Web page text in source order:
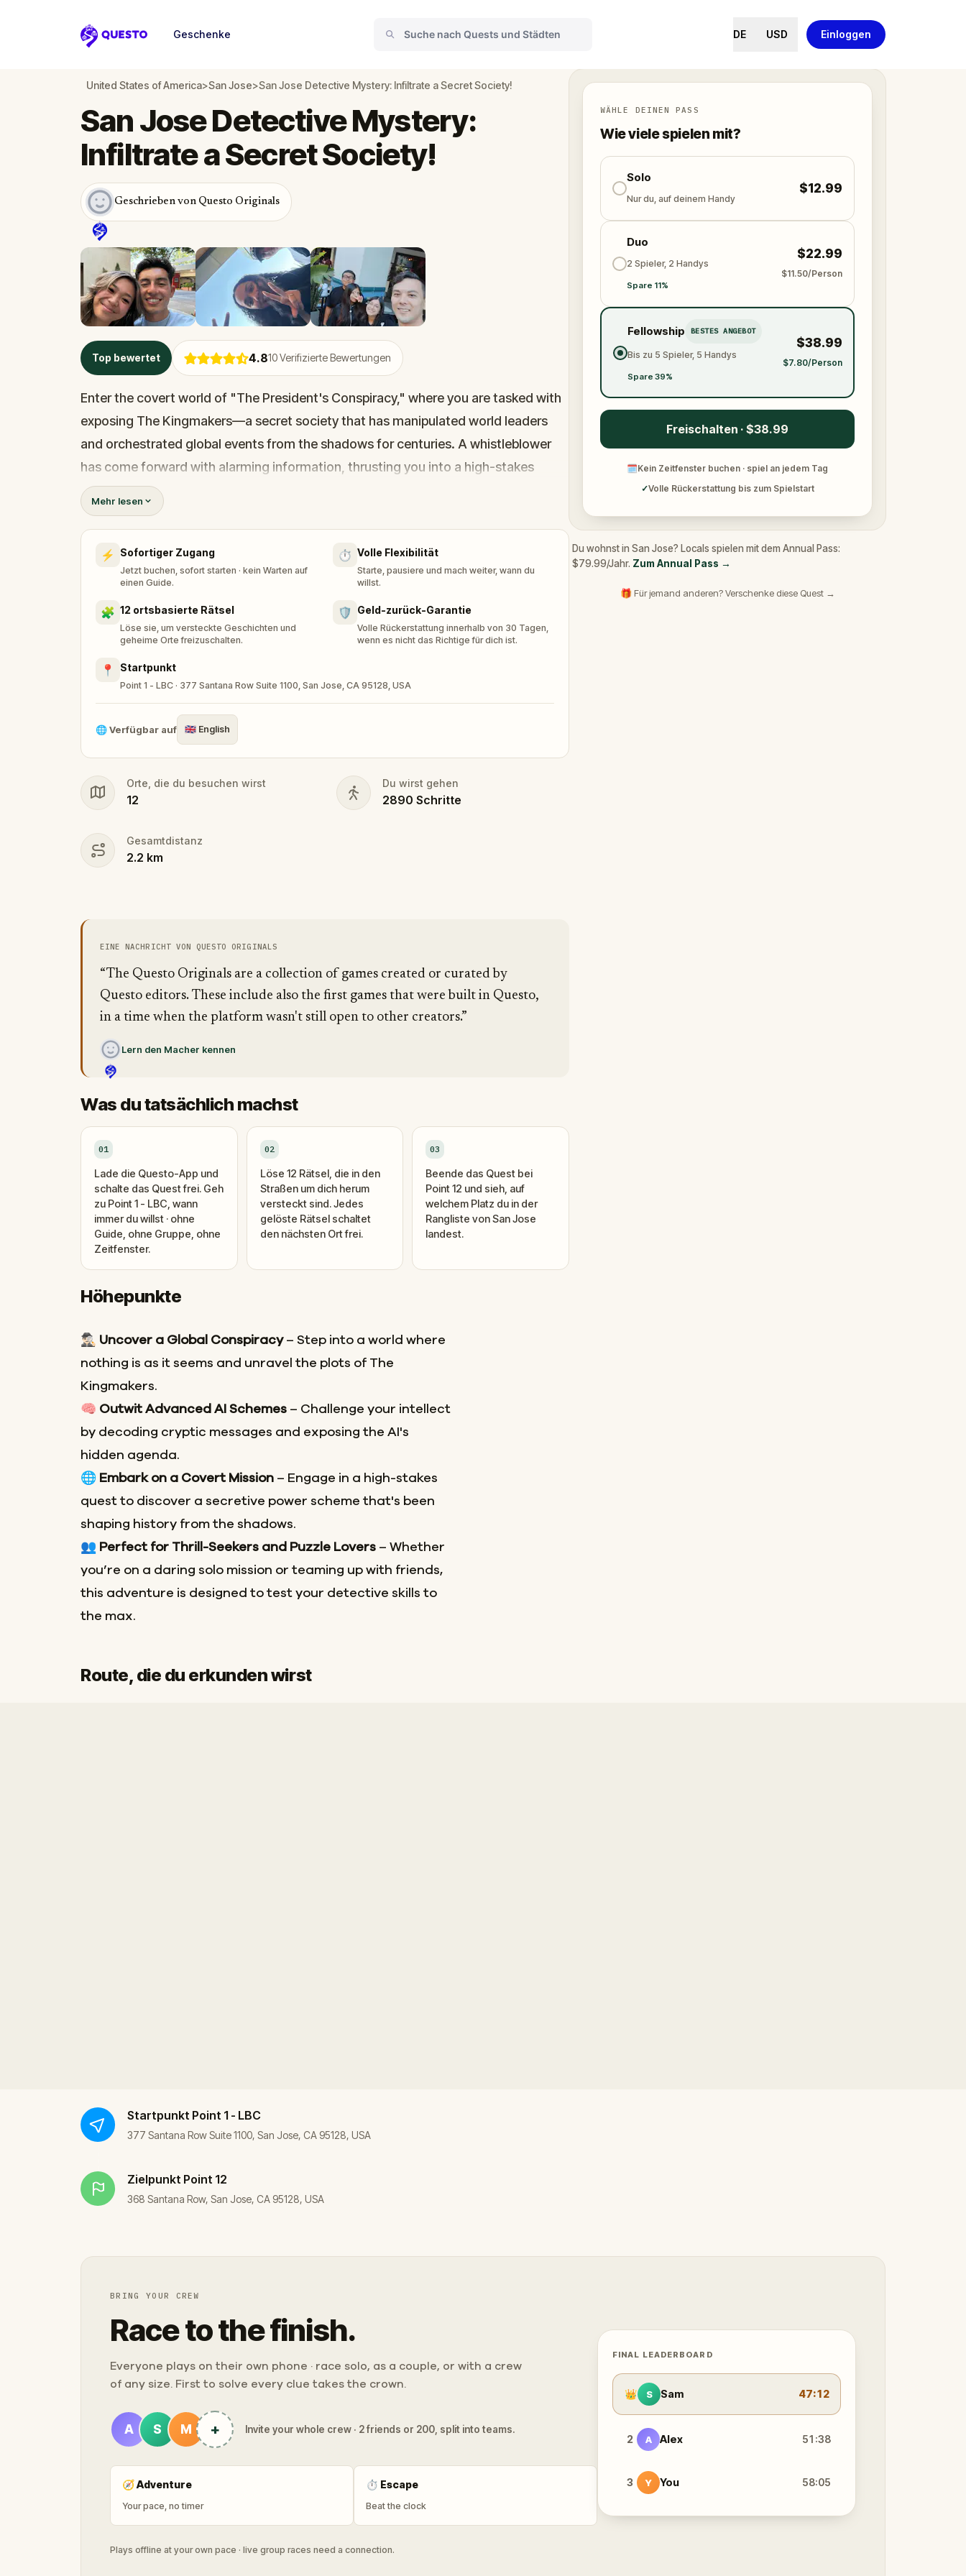
Questo
Geschenke DE USD Einloggen
United States of America>San Jose>San Jose Detective Mystery: Infiltrate a Secret Society!
Top bewertet 4.810Verifizierte Bewertungen
San Jose Detective Mystery:
Infiltrate a Secret Society!
Geschrieben von Questo Originals
Enter the covert world of "The President's Conspiracy," where you are tasked with
exposing The Kingmakers—a secret society that has manipulated world leaders
and orchestrated global events from the shadows for centuries. A whistleblower
has come forward with alarming information, thrusting you into a high-stakes
game of deceit.
Your mission: stay one step ahead, decode the secrets, and unravel the conspiracy
before their next grand scheme is unleashed.
Will you be the one to expose the truth and save the world from an invisible
tyranny?
Oh... and don't forget to say
Mehr lesen
⚡ Sofortiger Zugang
Jetzt buchen, sofort starten · kein Warten auf
einen Guide.
⏱️ Volle Flexibilität
Starte, pausiere und mach weiter, wann du
willst.
🧩 12 ortsbasierte Rätsel
Löse sie, um versteckte Geschichten und
geheime Orte freizuschalten.
🛡️ Geld-zurück-Garantie
Volle Rückerstattung innerhalb von 30 Tagen,
wenn es nicht das Richtige für dich ist.
📍 Startpunkt
Point 1 - LBC · 377 Santana Row Suite 1100, San Jose, CA 95128, USA
🌐Verfügbar auf 🇬🇧 English
Orte, die du besuchen wirst
12
Du wirst gehen
2890 Schritte
Gesamtdistanz
2.2 km
EINE NACHRICHT VON QUESTO ORIGINALS
“The Questo Originals are a collection of games created or curated by
Questo editors. These include also the first games that were built in Questo,
in a time when the platform wasn't still open to other creators.”
Lern den Macher kennen
Was du tatsächlich machst
01
Lade die Questo-App und
schalte das Quest frei. Geh
zu Point 1 - LBC, wann
immer du willst · ohne
Guide, ohne Gruppe, ohne
Zeitfenster.
02
Löse 12 Rätsel, die in den
Straßen um dich herum
versteckt sind. Jedes
gelöste Rätsel schaltet
den nächsten Ort frei.
03
Beende das Quest bei
Point 12 und sieh, auf
welchem Platz du in der
Rangliste von San Jose
landest.
Höhepunkte
🕵🏻‍♂️ Uncover a Global Conspiracy– Step into a world where
nothing is as it seems and unravel the plots of The
Kingmakers.
🧠 Outwit Advanced AI Schemes – Challenge your intellect
by decoding cryptic messages and exposing the AI's
hidden agenda.
🌐 Embark on a Covert Mission – Engage in a high-stakes
quest to discover a secretive power scheme that's been
shaping history from the shadows.
👥 Perfect for Thrill-Seekers and Puzzle Lovers – Whether
you’re on a daring solo mission or teaming up with friends,
this adventure is designed to test your detective skills to
the max.
WÄHLE DEINEN PASS
Wie viele spielen mit?
Solo
Nur du, auf deinem Handy
$12.99
Duo
2 Spieler, 2 Handys
Spare 11%
$22.99
$11.50/Person
Fellowship BESTES ANGEBOT
Bis zu 5 Spieler, 5 Handys
Spare 39%
$38.99
$7.80/Person
Freischalten · $38.99
🗓Kein Zeitfenster buchen · spiel an jedem Tag
✓Volle Rückerstattung bis zum Spielstart
Du wohnst in San Jose? Locals spielen mit dem Annual Pass:
$79.99/Jahr. Zum Annual Pass →
🎁 Für jemand anderen? Verschenke diese Quest →
Route, die du erkunden wirst
Startpunkt Point 1 - LBC
377 Santana Row Suite 1100, San Jose, CA 95128, USA
Zielpunkt Point 12
368 Santana Row, San Jose, CA 95128, USA
BRING YOUR CREW
Race to the finish.
Everyone plays on their own phone · race solo, as a couple, or with a crew
of any size. First to solve every clue takes the crown.
A S M + Invite your whole crew · 2 friends or 200, split into teams.
🧭Adventure
Your pace, no timer
⏱ Escape
Beat the clock
Plays offline at your own pace · live group races need a connection.
FINAL LEADERBOARD
👑 S Sam 47:12
2 A Alex 51:38
3 Y You 58:05